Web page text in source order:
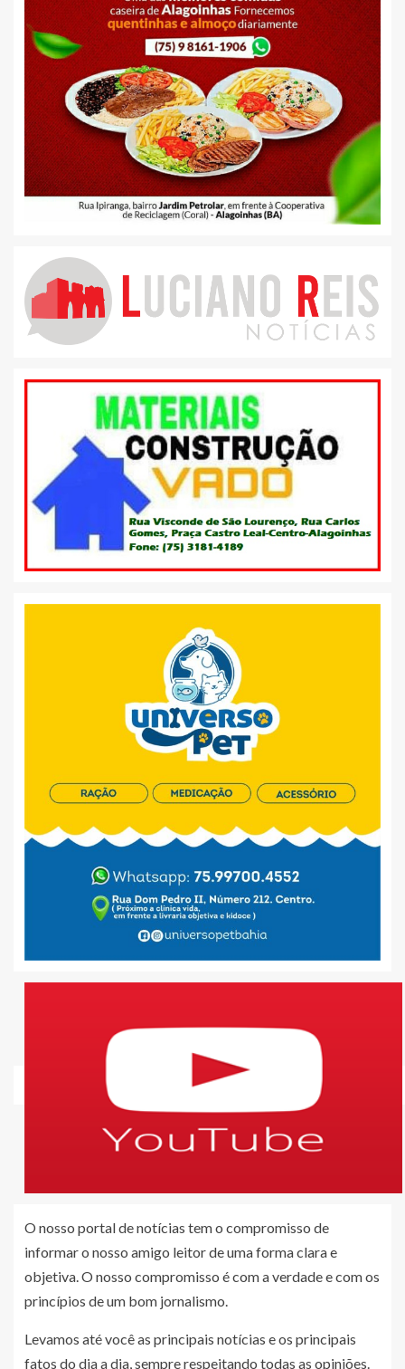
O nosso portal de notícias tem o compromisso de
informar o nosso amigo leitor de uma forma clara e
objetiva. O nosso compromisso é com a verdade e com os
princípios de um bom jornalismo.
Levamos até você as principais notícias e os principais
fatos do dia a dia, sempre respeitando todas as opiniões.